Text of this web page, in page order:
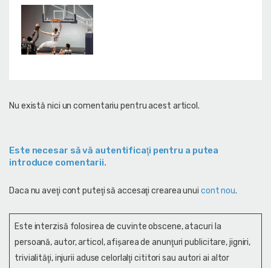
Nu există nici un comentariu pentru acest articol.
Este necesar să vă autentificaţi pentru a putea
introduce comentarii.
Daca nu aveţi cont puteţi să accesaţi crearea unui cont nou.
Este interzisă folosirea de cuvinte obscene, atacuri la
persoană, autor, articol, afişarea de anunţuri publicitare, jigniri,
trivialităţi, injurii aduse celorlalţi cititori sau autori ai altor